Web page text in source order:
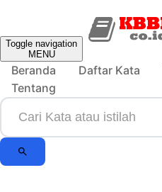
Toggle navigation
MENU
Beranda Daftar Kata
Tentang